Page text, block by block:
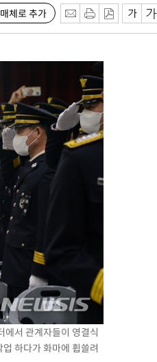
체로 추가
서 관계자들이 영결식
하다가 화마에 휩쓸려